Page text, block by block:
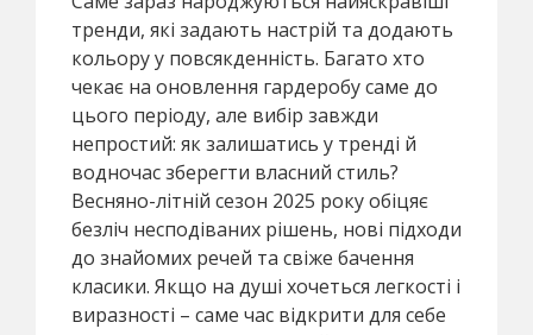
тренди, які задають настрій та додають
кольору у повсякденність. Багато хто
чекає на оновлення гардеробу саме до
цього періоду, але вибір завжди
непростий: як залишатись у тренді й
водночас зберегти власний стиль?
Весняно-літній сезон 2025 року обіцяє
безліч несподіваних рішень, нові підходи
до знайомих речей та свіже бачення
класики. Якщо на душі хочеться легкості і
виразності – саме час відкрити для себе